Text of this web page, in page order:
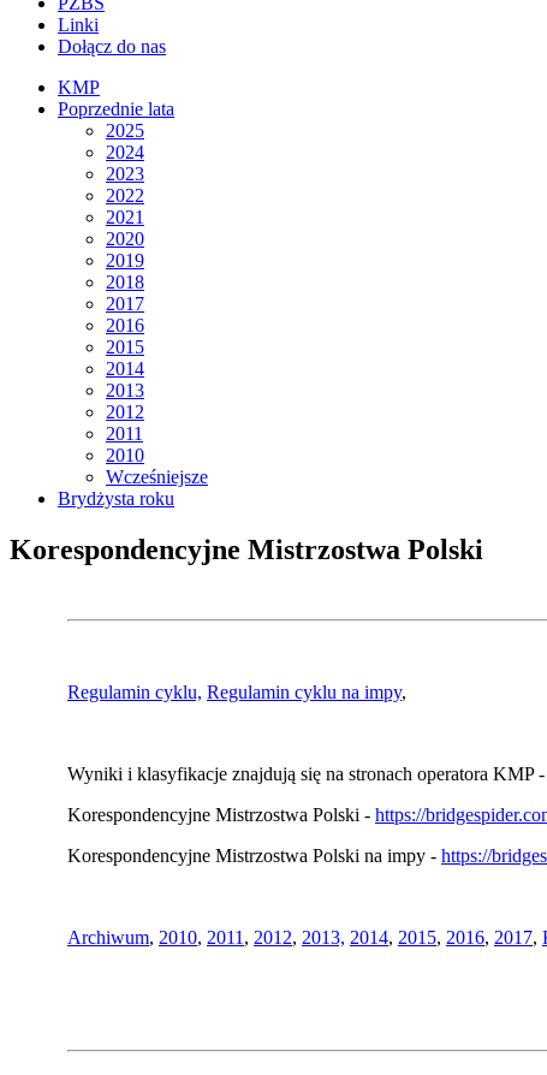
Linki
Dołącz do nas
KMP
Poprzednie lata
2025
2024
2023
2022
2021
2020
2019
2018
2017
2016
2015
2014
2013
2012
2011
2010
Wcześniejsze
Brydżysta roku
Korespondencyjne Mistrzostwa Polski
Regulamin cyklu, Regulamin cyklu na impy,
Wyniki i klasyfikacje znajdują się na stronach operatora KMP
Korespondencyjne Mistrzostwa Polski - https://
Korespondencyjne Mistrzostwa Polski na impy - https://
Archiwum, 2010, 2011 , 2012, 2013, 2014, 2015, 2016, 2017,